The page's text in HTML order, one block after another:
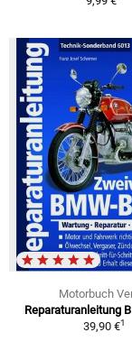
Motorbuch
Reparaturanleitung
39,90 €1